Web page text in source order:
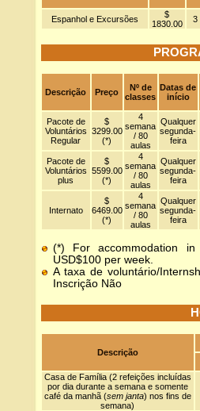
Espanhol e Excursões
$
1830.00
3
Descrição Preço
Nº de
classes
Datas de
início
Pacote de
Voluntários
Regular
$
3299.00
(*)
4
semana
/ 80
aulas
Qualquer
segunda-
feira
Pacote de
Voluntários
plus
$
5599.00
(*)
4
semana
/ 80
aulas
Qualquer
segunda-
feira
Internato
$
6469.00
(*)
4
semana
/ 80
aulas
Qualquer
segunda-
feira
(*) For accommodation
USD$100 per week.
A taxa de voluntário/
Inscrição Não
Descrição
Casa de Família (2 refeições incluídas
por dia durante a semana e somente
café da manhã (sem janta) nos fins de
semana)